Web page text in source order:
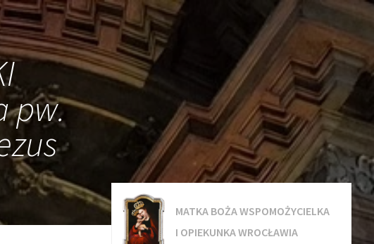
pw.
MATKA BOŻA WSPOMOŻYCIELKA
I OPIEKUNKA WROCŁAWIA